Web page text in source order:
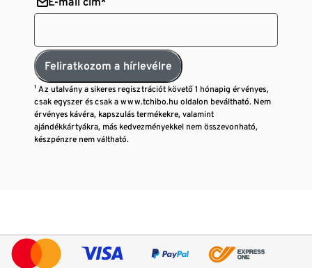
Feliratkozom a hírlevélre
¹ Az utalvány a sikeres regisztrációt követő 1 hónapig érvényes,
csak egyszer és csak a www.tchibo.hu oldalon beváltható. Nem
érvényes kávéra, kapszulás termékekre, valamint
ajándékkártyákra, más kedvezményekkel nem összevonható,
készpénzre nem váltható.